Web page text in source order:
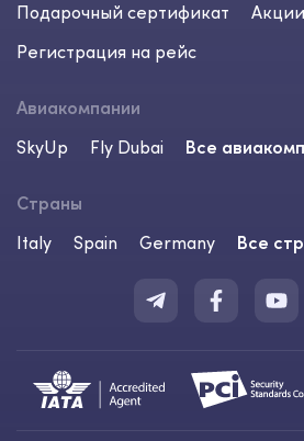
Подарочный сертификат
Акции
Регистрация на рейс
Авиакомпании
SkyUp
Fly Dubai Все
Страны
Italy
Spain Germany Все